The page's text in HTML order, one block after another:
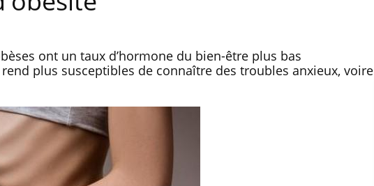
ont un taux d’hormone du bien-être plus bas
plus susceptibles de connaître des troubles anxieux, voire